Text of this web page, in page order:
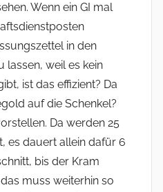
Wenn ein GI mal
in den
lassen, weil es kein
ist das effizient? Da
auf die Schenkel?
Da werden 25
es dauert allein dafür 6
bis der Kram
muss weiterhin so